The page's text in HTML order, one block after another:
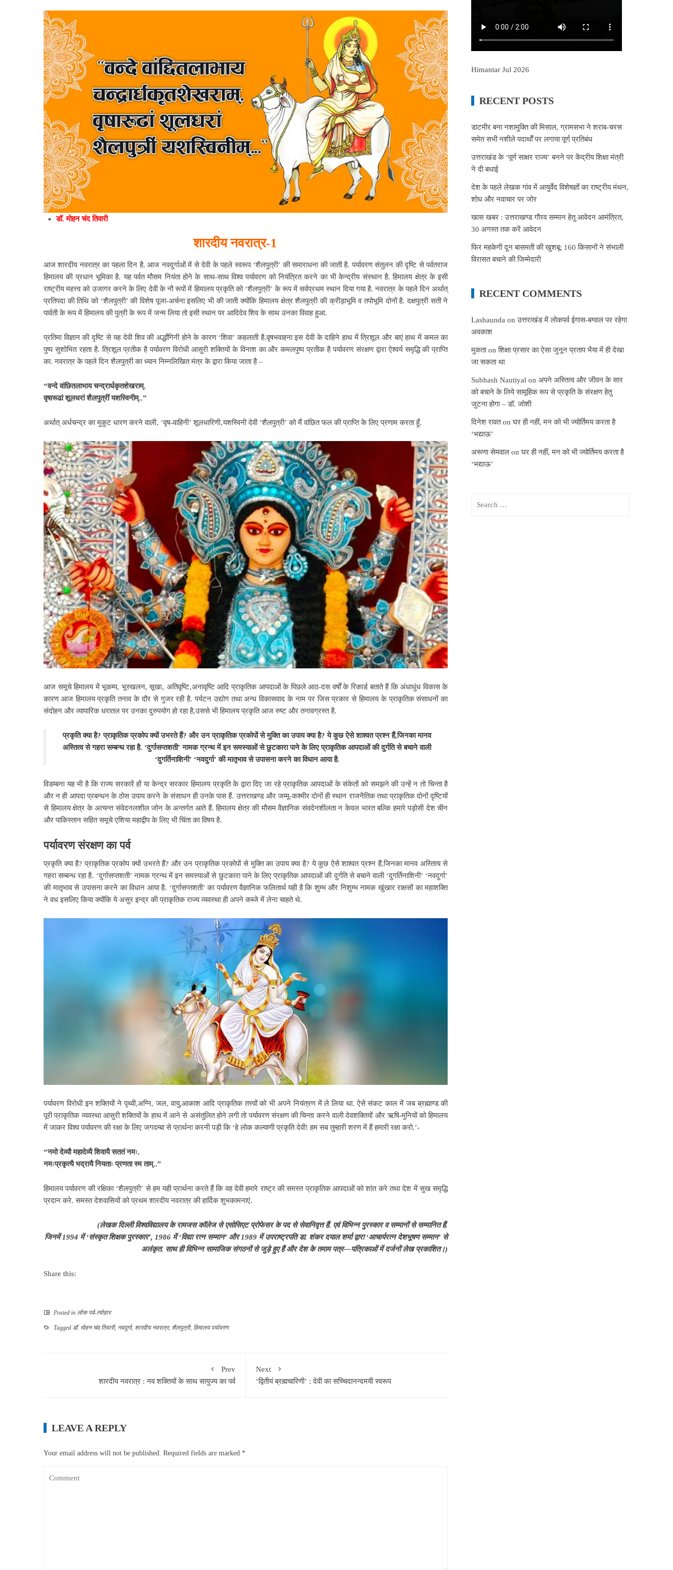
डॉ. मोहन चंद तिवारी
शारदीय नवरात्र-1
आजशारदीय नवरात्रका पहला दिन है. आज नवदुर्गाओं में से देवी के पहले स्वरूप ‘शैलपुत्री’ की समाराधना की जाती है. पर्यावरण संतुलन की दृष्टि से पर्वतराज
हिमालय की प्रधान भूमिका है. यह पर्वत मौसम नियंता होने के साथ-साथ विश्व पर्यावरण को नियंत्रित करने का भी केन्द्रीय संस्थान है. हिमालय क्षेत्र के इसी
राष्ट्रीय महत्त्व को उजागर करने के लिए देवी के नौ रूपों में हिमालय प्रकृति को ‘शैलपुत्री’ के रूप में सर्वप्रथम स्थान दिया गया है. नवरात्र के पहले दिन अर्थात्
प्रतिपदा की तिथि को ‘शैलपुत्री’ की विशेष पूजा-अर्चना इसलिए भी की जाती क्योंकि हिमालय क्षेत्र शैलपुत्री की क्रीड़ाभूमि व तपोभूमि दोनों है. दक्षपुत्री सती ने
पार्वती के रूप में हिमालय की पुत्री के रूप में जन्म लिया तो इसी स्थान पर आदिदेव शिव के साथ उनका विवाह हुआ.
प्रतिमा विज्ञान की दृष्टि से यह देवीशिव की अर्द्धांगिनी होने के कारण ‘शिवा’ कहलाती है.वृषभवाहना इस देवी के दाहिने हाथ में त्रिशूल और बाएं हाथ में कमल का
पुष्प सुशोभित रहता है. त्रिशूल प्रतीक है पर्यावरण विरोधी आसुरी शक्तियों के विनाश का और कमलपुष्प प्रतीक है पर्यावरण संरक्षण द्वारा ऐश्वर्य समृद्धि की प्राप्ति
का. नवरात्र के पहले दिन शैलपुत्री का ध्यान निम्नलिखित मंत्र के द्वारा किया जाता है –
“वन्दे वांछितलाभायचन्द्रार्धकृतशेखराम्.
वृषारूढां शूलधरां शैलपुत्रीं यशस्विनीम्..”
अर्थात् अर्धचन्द्र का मुकुट धारण करने वाली‚ ‘वृष-वाहिनी’ शूलधारिणी‚यशस्विनी देवी ‘शैलपुत्री’ को मैं वांछित फल की प्राप्ति के लिए प्रणाम करता हूँ.
आज समूचे हिमालय में भूकम्प, भूस्खलन, सूखा‚ अतिवृष्टि‚अनावृष्टि आदि प्राकृतिक आपदाओं के पिछले आठ-दस वर्षों के रिकार्ड बताते हैं कि अंधाधुंध विकास के
कारण आज हिमालय प्रकृति तनाव केदौर से गुजर रही है. पर्यटन उद्योग तथा अन्ध विकासवाद के नाम पर जिस प्रकार से हिमालय के प्राकृतिक संसाधनों का
संदोहन और व्यापारिक धरातल पर उनका दुरुपयोग हो रहा है,उससे भी हिमालय प्रकृति आज रुष्ट और तनावग्रस्त है.
प्रकृति क्या है? प्राकृतिक प्रकोप क्यों उभरते हैं? और उन प्राकृतिक प्रकोपों से मुक्ति का उपाय क्या है? ये कुछ ऐसे शाश्वत प्रश्न हैं,जिनका मानव
अस्तित्व से गहरा सम्बन्ध रहा है. ‘दुर्गासप्तशती’ नामक ग्रन्थ में इन समस्याओं से छुटकारा पाने के लिए प्राकृतिक आपदाओं की दुर्गति से बचाने वाली
‘दुगर्तिनाशिनी’ ‘नवदुर्गा’ की मातृभाव से उपासना करने का विधान आया है.
विडम्बना यह भी है कि राज्य सरकारें हों या केन्द्र सरकार हिमालय प्रकृति के द्वारा दिए जा रहे प्राकृतिक आपदाओं के संकेतों को समझने की उन्हें न तो चिन्ता है
और न ही आपदाप्रबन्धन के ठोस उपाय करने के संसाधन ही उनके पास हैं. उत्तराखण्ड और जम्मू-कश्मीर दोनों ही स्थान राजनैतिक तथा प्राकृतिक दोनों दृष्टियों
से हिमालय क्षेत्र के अत्यन्त संवेदनलशील जोन के अन्तर्गत आते हैं. हिमालय क्षेत्र की मौसम वैज्ञानिक संवदेनशीलता न केवल भारत बल्कि हमारे पड़ोसी देश चीन
और पाकिस्तान सहित समूचे एशिया महाद्वीप के लिए भी चिंता का विषय है.
पर्यावरण संरक्षण का पर्व
प्रकृति क्या है? प्राकृतिक प्रकोप क्यों उभरते हैं? और उन प्राकृतिक प्रकोपों से मुक्ति का उपाय क्या है? ये कुछ ऐसे शाश्वत प्रश्न हैं,जिनका मानव अस्तित्व से
गहरा सम्बन्ध रहा है. ‘दुर्गासप्तशती’नामक ग्रन्थ में इन समस्याओं से छुटकारा पाने के लिए प्राकृतिक आपदाओं की दुर्गति से बचाने वाली ‘दुगर्तिनाशिनी’ ‘नवदुर्गा’
की मातृभाव से उपासना करने का विधान आया है. ‘दुर्गासप्तशती’ का पर्यावरण वैज्ञानिक फलितार्थ यही है कि शुम्भ और निशुम्भ नामक खुंखार राक्षसों का महाशक्ति
ने वध इसलिए किया क्योंकि ये असुर इन्द्र की प्राकृतिक राज्य व्यवस्था ही अपने कब्जे में लेना चाहते थे.
पर्यावरण विरोधी इन शक्तियों ने पृथ्वी,अग्नि, जल‚ वायु,आकाश आदि प्राकृतिक तत्त्वों को भी अपने नियंत्रण में ले लिया था. ऐसे संकट काल में जब ब्रह्माण्ड की
पूरी प्राकृतिक व्यवस्था आसुरी शक्तियोंके हाथ में आने से असंतुलित होने लगी तो पर्यावरण संरक्षण की चिन्ता करने वाली देवशक्तियों और ऋषि-मुनियों को हिमालय
में जाकर विश्व पर्यावरण की रक्षा के लिए जगदम्बा से प्रार्थना करनी पड़ी कि ‘हे लोक कल्याणी प्रकृति देवी! हम सब तुम्हारी शरण में हैं हमारी रक्षा करो.’-
“नमो देव्यौ महादेव्यैशिवायै सततं नमः.
नमःप्रकृत्यै भद्रायै नियताःप्रणता स्म ताम्..”
हिमालय पर्यावरणकी रक्षिका ‘शैलपुत्री’ से हमयही प्रार्थना करते हैं कि वह देवी हमारे राष्ट्र की समस्त प्राकृतिक आपदाओं को शांत करे तथा देश में सुख समृद्धि
प्रदान करे. समस्त देशवासियों को प्रथम शारदीय नवरात्र की हार्दिक शुभकामनाएं.
(लेखक दिल्ली विश्वविद्यालय के रामजस कॉलेज से एसोसिएटप्रोफेसर के पद से सेवानिवृत्त हैं. एवं विभिन्न पुरस्कार व सम्मानों से सम्मानित हैं.
जिनमें1994 में‘संस्कृत शिक्षक पुरस्कार’, 1986 में‘विद्या रत्न सम्मान’ और1989 में उपराष्ट्रपति डा. शंकर दयाल शर्मा द्वारा‘आचार्यरत्न देशभूषण सम्मान’ से
अलंकृत. साथ ही विभिन्न सामाजिक संगठनों से जुड़े हुए हैं और देश के तमाम पत्र—पत्रिकाओं में दर्जनों लेख प्रकाशित।)
Share this:
Posted in लोक पर्व-त्योहार
Tagged डॉ. मोहन चंद तिवारी, नवदुर्गा, शारदीय नवरात्र, शैलपुत्री, हिमालय पर्यावरण
Prev
शारदीय नवरात्र : नव शक्तियों के साथ सायुज्य का पर्व
Next
‘द्वितीयं ब्रह्मचारिणी’ : देवी का सच्चिदानन्दमयी स्वरूप
LEAVE A REPLY
Your email address will not be published. Required fields are marked *
Himantar Jul 2026
RECENT POSTS
डाटमीर बना नशामुक्ति की मिसाल, ग्रामसभा ने शराब-चरस
समेत सभी नशीले पदार्थों पर लगाया पूर्ण प्रतिबंध
उत्तराखंड के ‘पूर्ण साक्षर राज्य’ बनने पर केंद्रीय शिक्षा मंत्री
ने दी बधाई
देश के पहले लेखक गांव में आयुर्वेद विशेषज्ञों का राष्ट्रीय मंथन,
शोध और नवाचार पर जोर
खास खबर : उत्तराखण्ड गौरव सम्मान हेतु आवेदन आमंत्रित,
30 अगस्त तक करें आवेदन
फिर महकेगी दून बासमती की खुशबू: 160 किसानों ने संभाली
विरासत बचाने की जिम्मेदारी
RECENT COMMENTS
Lashaunda onउत्तराखंड में लोकपर्व ईगास-बग्वाल पर रहेगा
अवकाश
मुकताonशिक्षा प्रसार का ऐसा जुनून प्रताप भैया में ही देखा
जा सकता था
Subhash Nautiyal onअपने अस्तित्व और जीवन के सार
को बचाने के लिये सामूहिक रूप से प्रकृति के संरक्षण हेतु
जुटना होगा – डॉ. जोशी
दिनेश रावतonघर ही नहीं, मन को भी ज्योर्तिमय करता है
‘भद्याऊ’
अरूणा सेमवाल onघर ही नहीं, मन को भी ज्योर्तिमय करता है
‘भद्याऊ’